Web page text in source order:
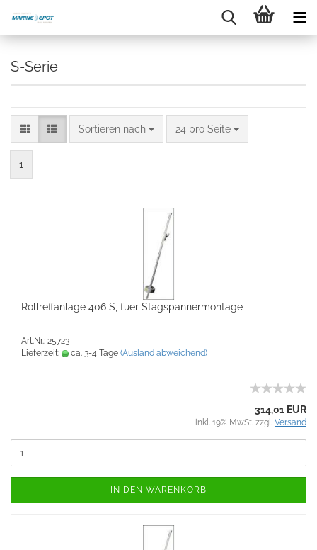
S-Serie
Sortieren nach 24 pro Seite
1
Rollreffanlage 406 S, fuer Stagspannermontage
Art.Nr.: 25723
Lieferzeit:
ca. 3-4 Tage (Ausland abweichend)
314,01 EUR
inkl. 19% MwSt. zzgl. Versand
IN DEN WARENKORB